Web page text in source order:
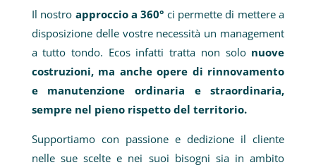
Il nostro approccio a 360° ci permette di mettere a
disposizione delle vostre necessità un management
a tutto tondo. Ecos infatti tratta non solo nuove
costruzioni, ma anche opere di rinnovamento
e manutenzione ordinaria e straordinaria,
sempre nel pieno rispetto del territorio.
Supportiamo con passione e dedizione il cliente
nelle sue scelte e nei suoi bisogni sia in ambito